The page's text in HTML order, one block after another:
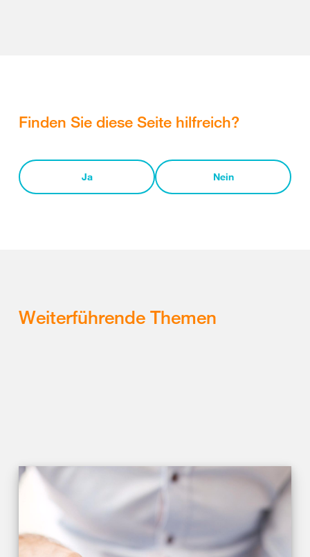
Finden Sie diese Seite hilfreich?
Ja Nein
Weiterführende Themen